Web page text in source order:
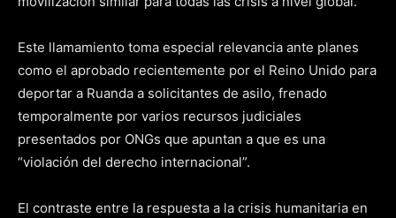
Este llamamiento toma especial relevancia ante planes
como el aprobado recientemente por el Reino Unido para
deportar a Ruanda a solicitantes de asilo, frenado
temporalmente por varios recursos judiciales
presentados por ONGs que apuntan a que es una
“violación del derecho internacional”.
El contraste entre la respuesta a la crisis humanitaria en